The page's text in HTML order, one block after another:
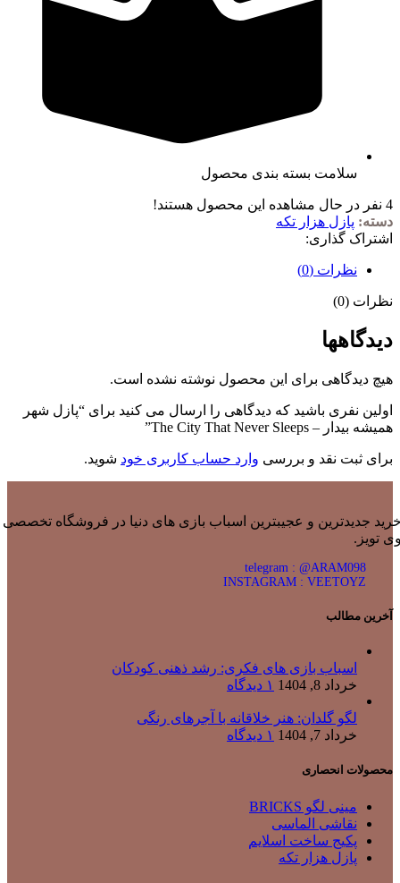
سلامت بسته بندی محصول
4 نفر در حال مشاهده این محصول هستند!
دسته: پازل هزار تکه
اشتراک گذاری:
نظرات (0)
نظرات (0)
دیدگاهها
هیچ دیدگاهی برای این محصول نوشته نشده است.
اولین نفری باشید که دیدگاهی را ارسال می کنید برای “پازل شهر
همیشه بیدار – The City That Never Sleeps”
برای ثبت نقد و بررسی وارد حساب کاربری خودشوید.
جدیدترین و عجیبترین اسباب بازی های دنیا در فروشگاه تخصصی
تویز.
telegram : @ARAM098
INSTAGRAM : VEETOYZ
آخرین مطالب
اسباب بازی های فکری: رشد ذهنی کودکان
خرداد 8, 1404
۱ دیدگاه
لگو گلدان: هنر خلاقانه با آجرهای رنگی
خرداد 7, 1404
۱ دیدگاه
محصولات انحصاری
مینی لگو BRICKS
نقاشی الماسی
پکیج ساخت اسلایم
پازل هزار تکه